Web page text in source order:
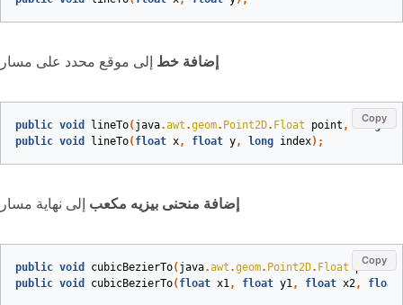
إضافة خط إلى موقع محدد على مسار
Copy
public void lineTo( java.awt .geom. Point2D. Float point , long
public void lineTo( float x, float y, long index) ;
إضافة منحنى بيزيه مكعب إلى نهاية مسار
Copy
public void cubicBezierTo( java.awt .geom. Point2D. Float point1 ,
public void cubicBezierTo( float x1, float y1, float x2, float